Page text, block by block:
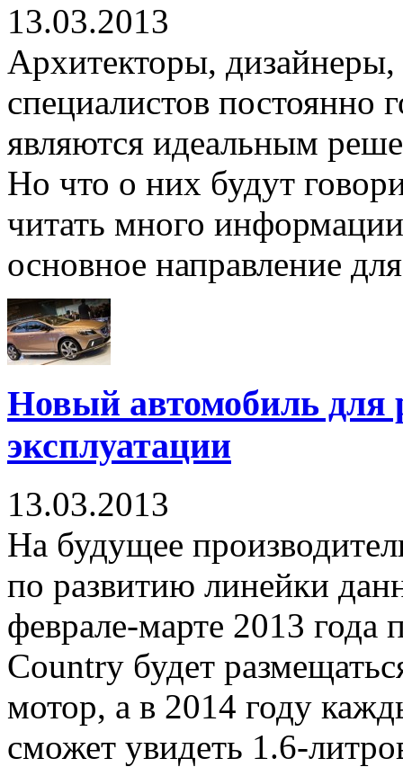
13.03.2013
Архитекторы,
специалистов постоянно
являются идеальным
Но что о них будут
читать много
основное направление
Новый автомобиль для
эксплуатации
13.03.2013
На будущее
по развитию линейки
феврале-марте 2013 года
Country будет
мотор, а в 2014 году
сможет увидеть 1.6-